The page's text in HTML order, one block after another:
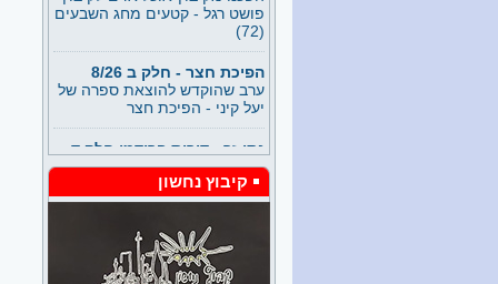
(72)
הפיכת חצר - חלק ב 8/26
ערב שהוקדש להוצאת ספרה של
יעל קיני - הפיכת חצר
נתן זך - דורית פרידמן חלק ד
7/26
חלק מהרצאה של דורית פרידמן
ב"משלט 200" מועדון ובית של
וותיקי קיבוץ נחשון בניהולן של
ושלומית קודרין, ובעזרתם של
כלילה דוד שוב ועוד רבים
וטובים.
קיבוץ נחשון